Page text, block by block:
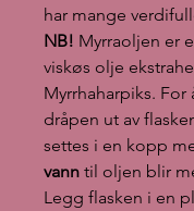
har mange
NB! Myrraoljen er
viskøs olje
Myrrhaharpiks. For
dråpen ut av
settes i en kopp
vann til oljen blir
Legg flasken i en